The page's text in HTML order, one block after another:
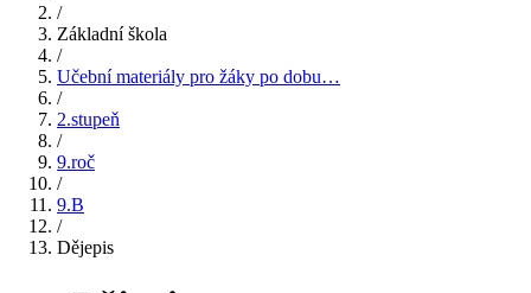
/
Základní škola
/
Učební materiály pro žáky po dobu…
/
2.stupeň
/
9.roč
/
9.B
/
Dějepis